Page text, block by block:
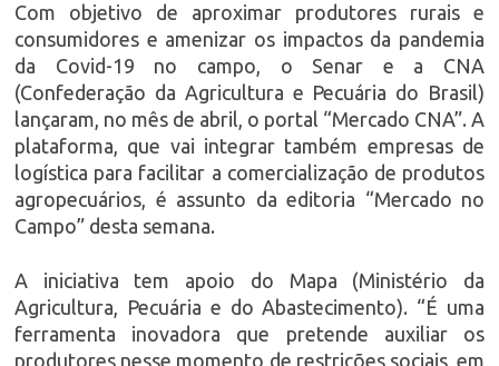
Com objetivo de aproximar produtores rurais e
consumidores e amenizar os impactos da pandemia
da Covid-19 no campo, o Senar e a CNA
(Confederação da Agricultura e Pecuária do Brasil)
lançaram, no mês de abril, o portal “Mercado CNA”. A
plataforma, que vai integrar também empresas de
logística para facilitar a comercialização de produtos
agropecuários, é assunto da editoria “Mercado no
Campo” desta semana.
A iniciativa tem apoio do Mapa (Ministério da
Agricultura, Pecuária e do Abastecimento). “É uma
ferramenta inovadora que pretende auxiliar os
produtores nesse momento de restrições sociais, em